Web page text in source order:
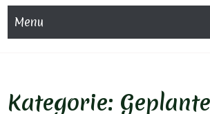
Menu
Kategorie: Geplante